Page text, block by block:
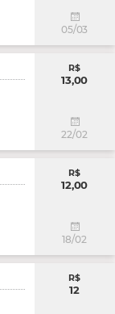
05/03
R$
13,00
22/02
R$
12,00
18/02
R$
12